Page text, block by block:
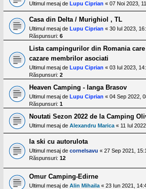
Ultimul mesaj de Lupu Ciprian « 07 Noi 2023,
Casa din Delta / Murighiol , TL
Ultimul mesaj de Lupu Ciprian « 30 Iul 2023,
Răspunsuri: 6
Lista campingurilor din Romania
cazare membrilor asociati
Ultimul mesaj de Lupu Ciprian « 03 Iul 2023,
Răspunsuri: 2
Heaven Camping - langa Brasov
Ultimul mesaj de Lupu Ciprian « 04 Sep 2022,
Răspunsuri: 1
Noutati Sezon 2022 de la Camping
Ultimul mesaj de Alexandru Marica « 11 Iul
la ski cu autorulota
Ultimul mesaj de cornelsavu « 27 Sep 2021,
Răspunsuri: 12
Omur Camping-Edirne
Ultimul mesaj de Alin Mihaila « 23 Iun 2021,